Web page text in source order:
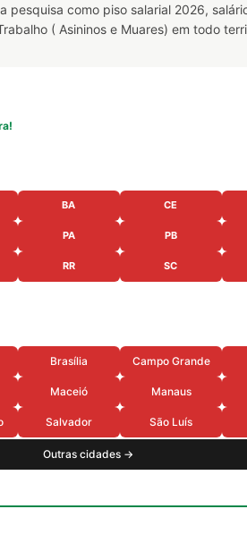
pesquisa como piso salarial 2026,
( Asininos e Muares) em todo
BA CE
PA PB
RR SC
Brasília Campo Grande
Maceió Manaus
Salvador São Luís
Outras cidades →